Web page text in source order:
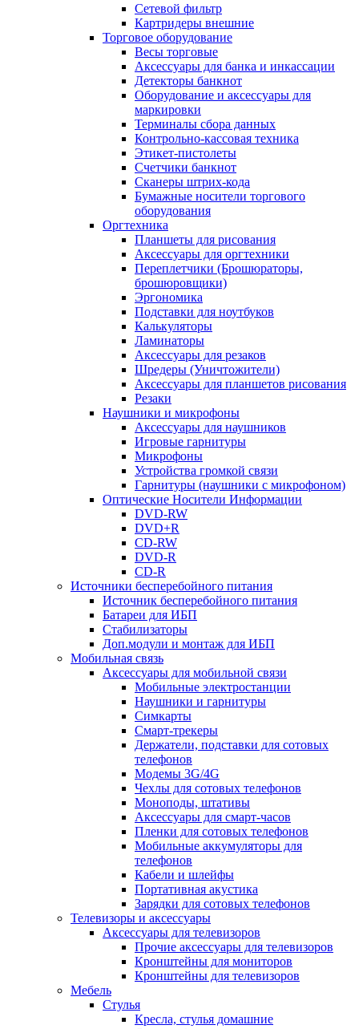
Сетевой фильтр
Картридеры внешние
Торговое оборудование
Весы торговые
Аксессуары для банка и инкассации
Детекторы банкнот
Оборудование и аксессуары для
маркировки
Терминалы сбора данных
Контрольно-кассовая техника
Этикет-пистолеты
Счетчики банкнот
Сканеры штрих-кода
Бумажные носители торгового
оборудования
Оргтехника
Планшеты для рисования
Аксессуары для оргтехники
Переплетчики (Брошюраторы,
брошюровщики)
Эргономика
Подставки для ноутбуков
Калькуляторы
Ламинаторы
Аксессуары для резаков
Шредеры (Уничтожители)
Аксессуары для планшетов рисования
Резаки
Наушники и микрофоны
Аксессуары для наушников
Игровые гарнитуры
Микрофоны
Устройства громкой связи
Гарнитуры (наушники с микрофоном)
Оптические Носители Информации
DVD-RW
DVD+R
CD-RW
DVD-R
CD-R
Источники бесперебойного питания
Источник бесперебойного питания
Батареи для ИБП
Стабилизаторы
Доп.модули и монтаж для ИБП
Мобильная связь
Аксессуары для мобильной связи
Мобильные электростанции
Наушники и гарнитуры
Симкарты
Смарт-трекеры
Держатели, подставки для сотовых
телефонов
Модемы 3G/4G
Чехлы для сотовых телефонов
Моноподы, штативы
Аксессуары для смарт-часов
Пленки для сотовых телефонов
Мобильные аккумуляторы для
телефонов
Кабели и шлейфы
Портативная акустика
Зарядки для сотовых телефонов
Телевизоры и аксессуары
Аксессуары для телевизоров
Прочие аксессуары для телевизоров
Кронштейны для мониторов
Кронштейны для телевизоров
Мебель
Стулья
Кресла, стулья домашние